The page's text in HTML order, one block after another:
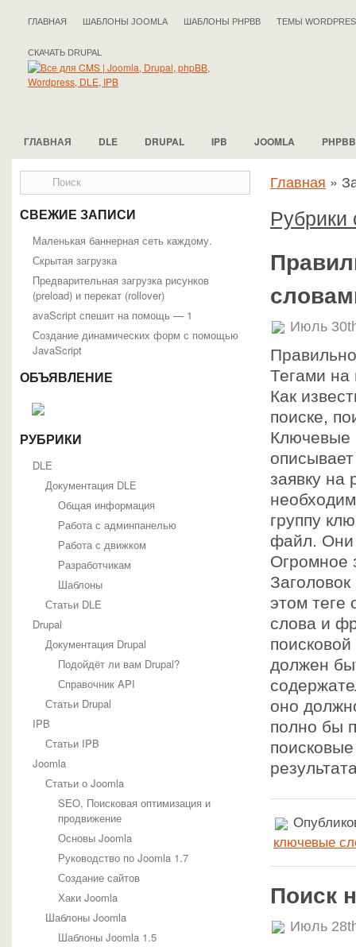
ГЛАВНАЯ ШАБЛОНЫ JOOMLA ШАБЛОНЫ PHPBB ТЕМЫ
СКАЧАТЬ DRUPAL
ГЛАВНАЯ DLE DRUPAL IPB JOOMLA PHPBB
СВЕЖИЕ ЗАПИСИ
Маленькая баннерная сеть каждому.
Скрытая загрузка
Предварительная загрузка рисунков
(preload) и перекат (rollover)
avaScript спешит на помощь — 1
Создание динамических форм с помощью
JavaScript
ОБЪЯВЛЕНИЕ
РУБРИКИ
DLE
Документация DLE
Общая информация
Работа с админпанелью
Работа с движком
Разработчикам
Шаблоны
Статьи DLE
Drupal
Документация Drupal
Подойдёт ли вам Drupal?
Справочник API
Статьи Drupal
IPB
Статьи IPB
Joomla
Статьи о Joomla
SEO, Поисковая оптимизация и
продвижение
Основы Joomla
Руководство по Joomla 1.7
Создание сайтов
Хаки Joomla
Шаблоны Joomla
Шаблоны Joomla 1.5
Главная »
Рубрики
Июль
Тегами
Как
поиске,
Ключевые
заявку на
группу
файл. Они
Огромное
этом теге
слова и
должен
оно
полно бы
ключевые
Поиск
Июль